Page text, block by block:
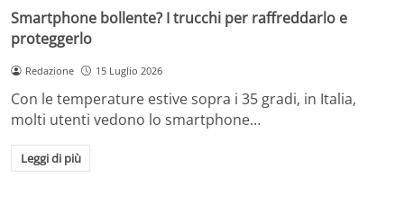
Smartphone bollente? I trucchi per raffreddarlo e
proteggerlo
Redazione 15 Luglio 2026
Con le temperature estive sopra i 35 gradi, in Italia,
molti utenti vedono lo smartphone…
Leggi di più